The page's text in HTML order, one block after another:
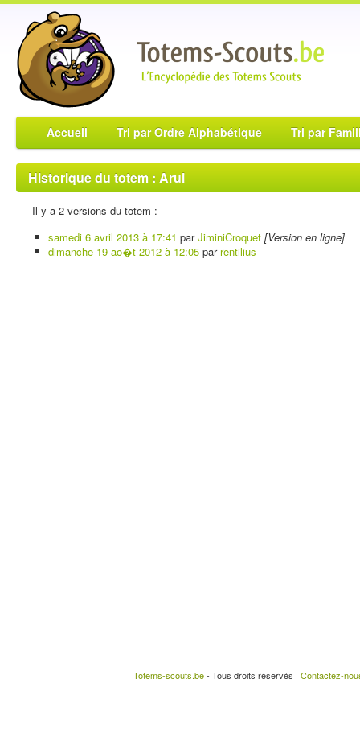
Accueil Tri par Ordre Alphabétique Tri par
Historique du totem : Arui
Il y a 2 versions du totem :
samedi 6 avril 2013 à 17:41 parJiminiCroquet [Version en ligne]
dimanche 19 ao�t 2012 à 12:05 par rentilius
Totems-scouts.be- Tous droits réservés | Contactez-